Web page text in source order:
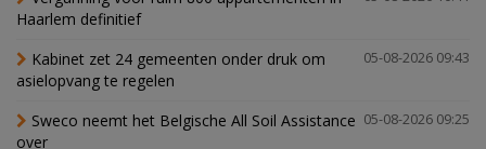
Haarlem definitief
05-08-2026 09:43
Kabinet zet 24 gemeenten onder druk om
asielopvang te regelen
05-08-2026 09:25
Sweco neemt het Belgische All Soil Assistance
over